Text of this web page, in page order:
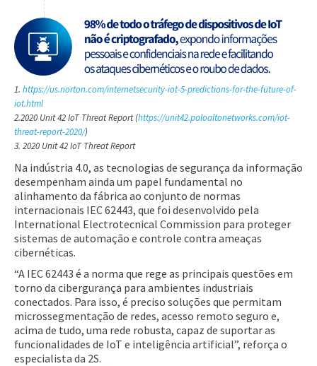
1. https://us.norton.com/internetsecurity-iot-5-predictions-for-the-future-of-
iot.html
2.2020 Unit 42 IoT Threat Report (https://unit42.paloaltonetworks.com/iot-
threat-report-2020/)
3. 2020 Unit 42 IoT Threat Report
Na indústria 4.0, as tecnologias de segurança da informação
desempenham ainda um papel fundamental no
alinhamento da fábrica ao conjunto de normas
internacionais IEC 62443, que foi desenvolvido pela
International Electrotecnical Commission para proteger
sistemas de automação e controle contra ameaças
cibernéticas.
“A IEC 62443 é a norma que rege as principais questões em
torno da cibergurança para ambientes industriais
conectados. Para isso, é preciso soluções que permitam
microssegmentação de redes, acesso remoto seguro e,
acima de tudo, uma rede robusta, capaz de suportar as
funcionalidades de IoT e inteligência artificial”, reforça o
especialista da 2S.